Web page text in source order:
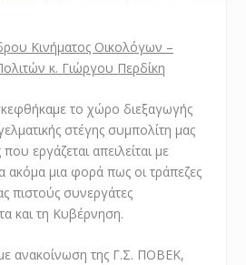
Κινήματος Οικολόγων –
κ. Γιώργου Περδίκη
το χώρο διεξαγωγής
στέγης συμπολίτη μας
εργάζεται απειλείται με
ακόμα μια φορά πως οι τράπεζες
πιστούς συνεργάτες
και τη Κυβέρνηση.
ανακοίνωση της Γ.Σ. ΠΟΒΕΚ,